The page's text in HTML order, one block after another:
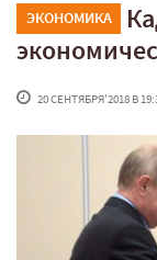
ЭКОНОМИКА
20 СЕНТЯБРЯ'2018 В